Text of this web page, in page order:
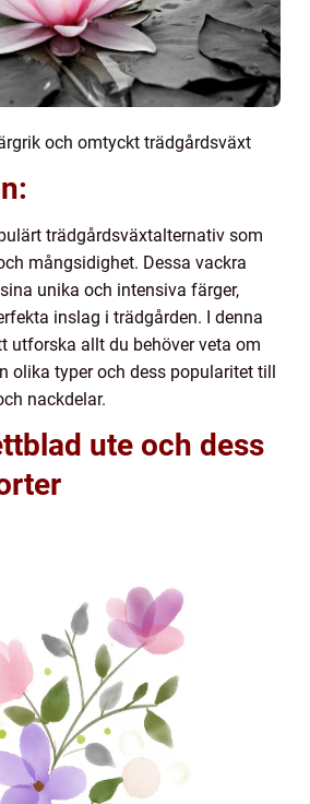
och omtyckt trädgårdsväxt
trädgårdsväxtalternativ som
mångsidighet. Dessa vackra
unika och intensiva färger,
inslag i trädgården. I denna
utforska allt du behöver veta om
olika typer och dess popularitet till
nackdelar.
ute och dess